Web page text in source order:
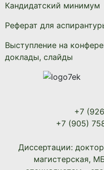
Кандидатский минимум
Реферат для
Выступление на
доклады, слайды
+7
+7 (905)
Диссертации:
магистерская,